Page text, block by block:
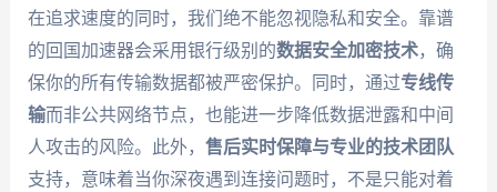
在追求速度的同时，我们绝不能忽视隐私和安全。靠谱
的回国加速器会采用银行级别的数据安全加密技术，确
保你的所有传输数据都被严密保护。同时，通过专线传
输而非公共网络节点，也能进一步降低数据泄露和中间
人攻击的风险。此外， 售后实时保障与专业的技术团队
支持，意味着当你深夜遇到连接问题时，不是只能对着